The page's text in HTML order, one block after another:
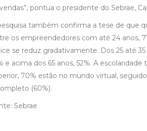
pontua o presidente do Sebrae,
também confirma a tese de que
os empreendedores com até 24 anos,
se reduz gradativamente. Dos 25 até
e acima dos 65 anos, 52%. A
70% estão no mundo virtual,
(60%).
Sebrae